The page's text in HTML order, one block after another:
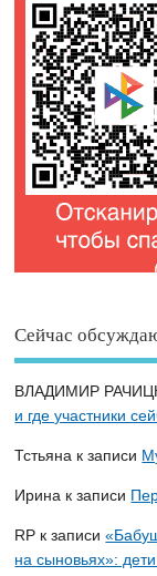
Сейчас
ВЛАДИМИР
и где участники
Тстьяна к записи
Ирина к записи
RP к записи
на сыновьях»: